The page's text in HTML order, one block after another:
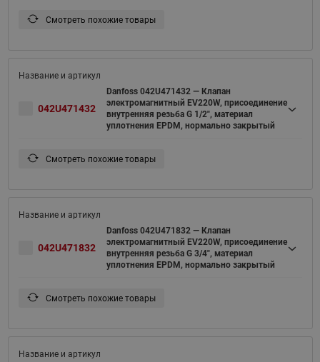
Смотреть похожие товары
042U471432
Danfoss 042U471432 — Клапан
электромагнитный EV220W, присоединение
внутренняя резьба G 1/2", материал
уплотнения EPDM, нормально закрытый
Смотреть похожие товары
042U471832
Danfoss 042U471832 — Клапан
электромагнитный EV220W, присоединение
внутренняя резьба G 3/4", материал
уплотнения EPDM, нормально закрытый
Смотреть похожие товары